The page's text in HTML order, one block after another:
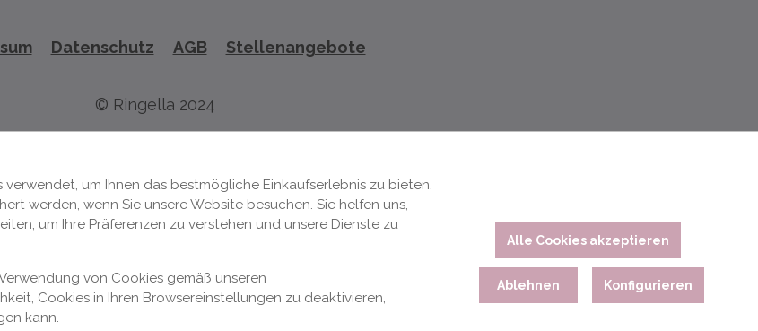
Datenschutz AGB Stellenangebote
© Ringella 2024
um Ihnen das bestmögliche Einkaufserlebnis zu bieten.
werden, wenn Sie unsere Website besuchen. Sie helfen uns,
um Ihre Präferenzen zu verstehen und unsere Dienste zu
von Cookies gemäß unseren
Cookies in Ihren Browsereinstellungen zu deaktivieren,
kann.
Alle Cookies akzeptieren
Ablehnen Konfigurieren